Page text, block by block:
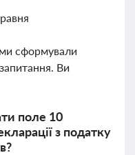
ми сформували
Ви
поле 10
з податку